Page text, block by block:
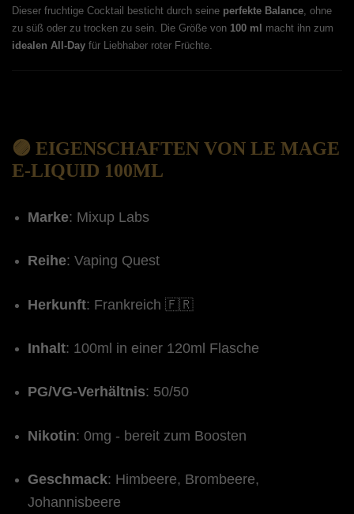
Dieser fruchtige Cocktail besticht durch seine perfekte Balance , ohne
zu süß oder zu trocken zu sein. Die Größe von 100 ml
macht ihn zum
idealen All-Day für Liebhaber roter Früchte.
🟣 EIGENSCHAFTEN VON LE MAGE
E-LIQUID 100ML
Marke: Mixup Labs
Reihe: Vaping Quest
Herkunft: Frankreich 🇫🇷
Inhalt: 100ml in einer 120ml Flasche
PG/VG-Verhältnis: 50/50
Nikotin: 0mg - bereit zum Boosten
Geschmack: Himbeere, Brombeere,
Johannisbeere